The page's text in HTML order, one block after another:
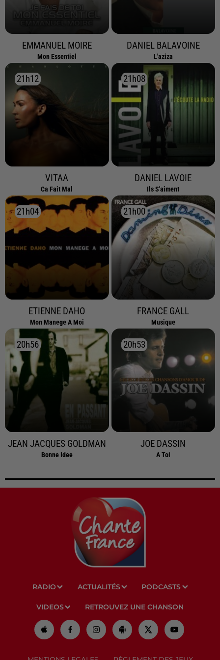
EMMANUEL MOIRE
Mon Essentiel
DANIEL BALAVOINE
L'aziza
21h12
21h12
VITAA
Ca Fait Mal
21h08
21h08
DANIEL LAVOIE
Ils S'aiment
21h04
21h04
ETIENNE DAHO
Mon Manege A Moi
21h00
21h00
FRANCE GALL
Musique
20h56
20h56
JEAN JACQUES GOLDMAN
Bonne Idee
20h53
20h53
JOE DASSIN
A Toi
RADIO ACTUALITÉS PODCASTS
VIDEOS RETROUVEZ UNE CHANSON